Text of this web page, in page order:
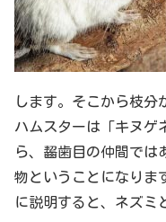
します。そこから枝分
ハムスターは「キヌゲ
ら、齧歯目の仲間では
物ということになりま
に説明すると、ネズミ